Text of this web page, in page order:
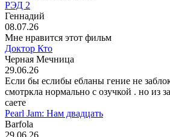
РЭД 2
Геннадий
08.07.26
Мне нравится этот фильм
Доктор Кто
Черная Мечница
29.06.26
Если бы еслибы ебланы гение не
смотркла нормально с озучкой . но из
саете
Pearl Jam: Нам двадцать
Barfola
29.06.26